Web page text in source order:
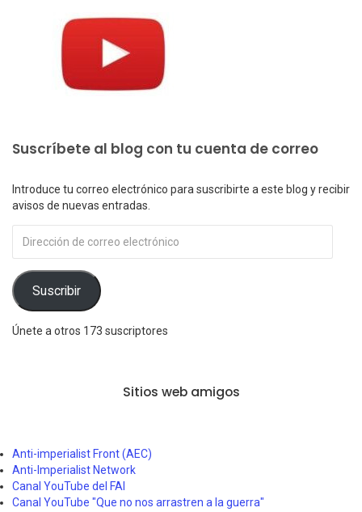
Suscríbete al blog con tu cuenta de correo
Introduce tu correo electrónico para suscribirte a este blog y recibir
avisos de nuevas entradas.
de
electrónico
Suscribir
Únete a otros 173 suscriptores
Sitios web amigos
Anti-imperialist Front (AEC)
Anti-Imperialist Network
Canal YouTube del FAI
Canal YouTube "Que no nos arrastren a la guerra"